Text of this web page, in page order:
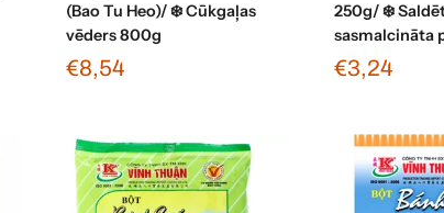
(Bao Tu Heo)/ ❄️ Cūkgaļas
vēders 800g
€8,54
250g/ ❄️
sasmalcināta
€3,24